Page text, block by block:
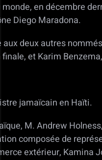
en décembre
Diego Maradona.
deux autres
et Karim
jamaïcain en Haïti.
M. Andrew
composée de
extérieur, Kamina